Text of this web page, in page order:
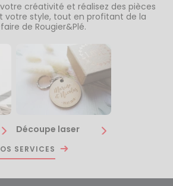
créativité et réalisez des pièces
votre style, tout en profitant de la
de Rougier&Plé.
Découpe laser
SERVICES